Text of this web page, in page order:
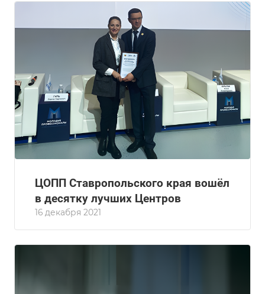
ЦОПП Ставропольского края вошёл
в десятку лучших Центров
16 декабря 2021